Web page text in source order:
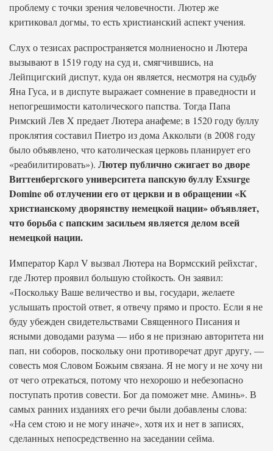
проблему с точки зрения человечности. Лютер же
критиковал догмы, то есть христианский аспект учения.
Слух о тезисах распространяется молниеносно и Лютера
вызывают в 1519 году на суд и, смягчившись, на
Лейпцигский диспут, куда он является, несмотря на судьбу
Яна Гуса, и в диспуте выражает сомнение в праведности и
непогрешимости католического папства. Тогда Папа
Римский Лев X предает Лютера анафеме; в 1520 году буллу
проклятия составил Пиетро из дома Аккольти (в 2008 году
было объявлено, что католическая церковь планирует его
«реабилитировать»). Лютер публично сжигает во дворе
Виттенбергского университета папскую буллу Exsurge
Domine об отлучении его от церкви и в обращении «К
христианскому дворянству немецкой нации» объявляет,
что борьба с папским засильем является делом всей
немецкой нации.
Император Карл V вызвал Лютера на Вормсский рейхстаг,
где Лютер проявил большую стойкость. Он заявил:
«Поскольку Ваше величество и вы, государи, желаете
услышать простой ответ, я отвечу прямо и просто. Если я не
буду убежден свидетельствами Священного Писания и
ясными доводами разума — ибо я не признаю авторитета ни
пап, ни соборов, поскольку они противоречат друг другу, —
совесть моя Словом Божьим связана. Я не могу и не хочу ни
от чего отрекаться, потому что нехорошо и небезопасно
поступать против совести. Бог да поможет мне. Аминь». В
самых ранних изданиях его речи были добавлены слова:
«На сем стою и не могу иначе», хотя их и нет в записях,
сделанных непосредственно на заседании сейма.